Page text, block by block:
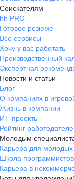
Соискателям
hh PRO
Готовое резюме
Все сервисы
Хочу у вас работать
Производственный
Экспертная
Новости и статьи
Блог
О компаниях в
Жизнь в компании
ИТ-проекты
Рейтинг
Молодым
Карьера для молодых
Школа программистов
Карьера в